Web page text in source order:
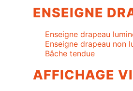
ENSEIGNE
Enseigne drapeau
Enseigne drapeau non
Bâche tendue
AFFICHAGE